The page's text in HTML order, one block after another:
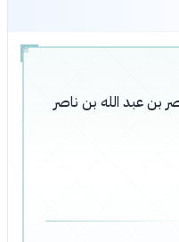
بن عبد الله بن ناصر